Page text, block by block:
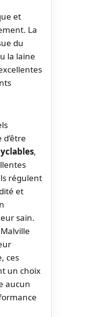
et
La
du
la laine
,
régulent
et
sain.
ces
un choix
aucun